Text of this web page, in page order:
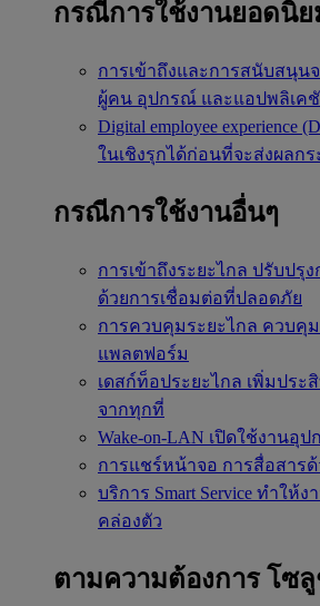
กรณีการใช้งานยอดนิย
การเข้าถึงและการสนับสนุน
ผู้คน อุปกรณ์ และแอปพลิเค
Digital employee experience
ในเชิงรุกได้ก่อนที่จะส่งผลก
กรณีการใช้งานอื่นๆ
การเข้าถึงระยะไกล ปรับปรุง
ด้วยการเชื่อมต่อที่ปลอดภัย
การควบคุมระยะไกล ควบคุ
แพลตฟอร์ม
เดสก์ท็อประยะไกล เพิ่มประ
จากทุกที่
Wake-on-LAN เปิดใช้งานอุป
การแชร์หน้าจอ การสื่อสาร
บริการ Smart Service ทำให้ง
คล่องตัว
ตามความต้องการ โซ